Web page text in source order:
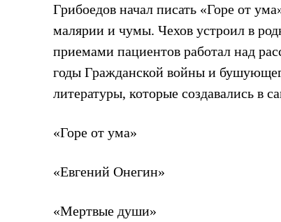
Грибоедов начал писать «Горе от
малярии и чумы. Чехов устроил в
приемами пациентов работал над
годы Гражданской войны и
литературы, которые создавались в
«Горе от ума»
«Евгений Онегин»
«Мертвые души»